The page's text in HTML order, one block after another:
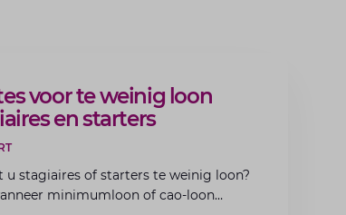
voor te weinig loon
en starters
u stagiaires of starters te weinig loon?
minimumloon of cao-loon